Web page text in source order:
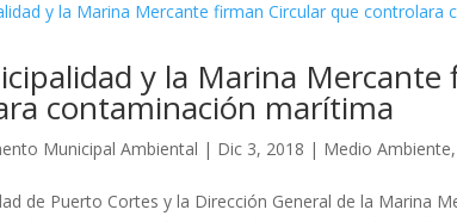
y la Marina
contaminación marítima
Municipal Ambiental | Dic 3, 2018 | Medio Ambiente,
de Puerto Cortes y la Dirección General de la Marina